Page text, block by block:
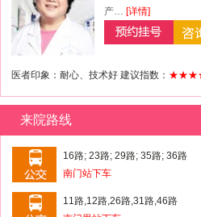
产… [详情]
医者印象：耐心、技术好 建议指数：
来院路线
16路; 23路; 29路; 35路; 36路
南门站下车
11路,12路,26路,31路,46路